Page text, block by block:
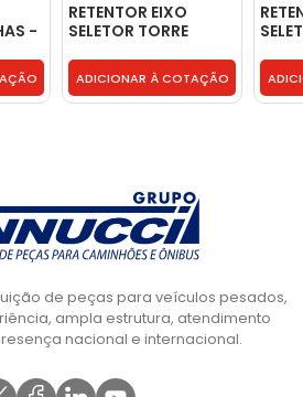
-
RETENTOR EIXO
SELETOR TORRE
BH1X7288AA
ADICIONAR À COTAÇÃO
de peças para veículos pesados,
ampla estrutura, atendimento
nacional e internacional.